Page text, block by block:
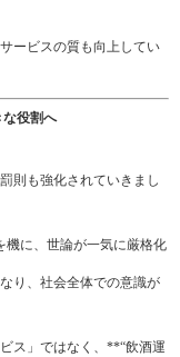
ービスの質も向上してい
な役割へ
則も強化されていきまし
機に、世論が一気に厳格化
り、社会全体での意識が
ス」ではなく、**“飲酒運